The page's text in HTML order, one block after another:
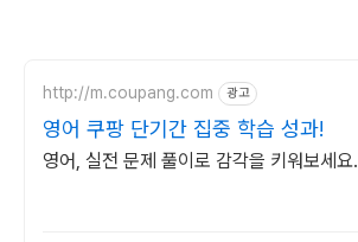
http://m.coupang.com 광고
영어 쿠팡 단기간 집중 학습 성과!
영어, 실전 문제 풀이로 감각을 키워보세요.